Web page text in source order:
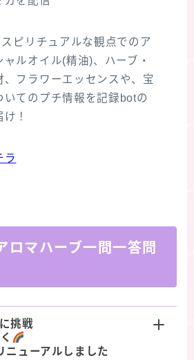
ピリチュアルな観点でのア
ャルオイル(精油)、ハーブ・
、フラワーエッセンスや、宝
いてのプチ情報を記録botの
！
ラ
ロマハーブ一問一答問
挑戦
ニューアルしました